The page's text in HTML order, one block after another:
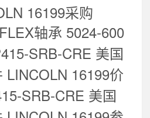
16199采购
轴承 5024-600
SRB-CRE 美国
LINCOLN 16199价
SRB-CRE 美国